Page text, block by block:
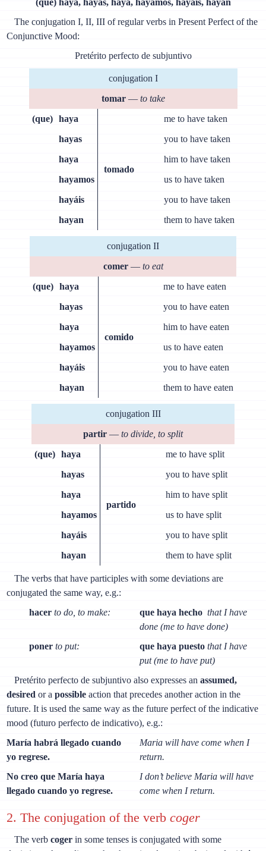
(que) haya, hayas, haya, hayamos, hayáis, hayan
The conjugation I, II, III of regular verbs in Present Perfect of the
Conjunctive Mood:
Pretérito perfecto de subjuntivo
conjugation I
tomar— to take
(que)
haya
tomado
me to have taken
hayas
you to have taken
haya
him to have taken
hayamos
us to have taken
hayáis
you to have taken
hayan
them to have taken
conjugation II
comer— to eat
(que) haya
comido
me to have eaten
hayas
you to have eaten
haya
him to have eaten
hayamos
us to have eaten
hayáis
you to have eaten
hayan
them to have eaten
conjugation III
partir — to divide, to split
(que) haya
partido
me to have split
hayas
you to have split
haya
him to have split
hayamos
us to have split
hayáis
you to have split
hayan
them to have split
The verbs that have participles with some deviations are
conjugated the same way, e.g.:
hacer to do, to make: que haya hecho that I have
done (me to have done)
poner to put: que haya puesto that I have
put (me to have put)
Pretérito perfecto de subjuntivo also expresses an assumed,
desired or apossible action that precedes another action in the
future. It is used the same way as the future perfect of the indicative
mood (futuro perfecto de indicativo), e.g.:
María habrá llegado cuando
yo regrese.
Maria will have come when I
return.
No creo que María haya
llegado cuando yo regrese.
I don’t believe Maria will have
come when I return.
2. The conjugation of the verbcoger
The verb coger in some tenses is conjugated with some